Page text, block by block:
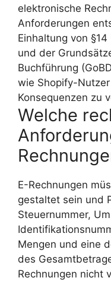
elektronische
Anforderungen
Einhaltung von
und der
Buchführung
wie Shopify-
Konsequenzen zu
Welche
E-Rechnungen
gestaltet sein und
Steuernummer,
Mengen und eine
des
Rechnungen nicht